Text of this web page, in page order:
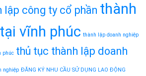
lập công ty cổ phần thành
vĩnh phúc thành lập doanh nghiệp
phúc thủ tục thành lập doanh
nghiệp ĐĂNG KÝ NHU CẦU SỬ DỤNG LAO ĐỘNG